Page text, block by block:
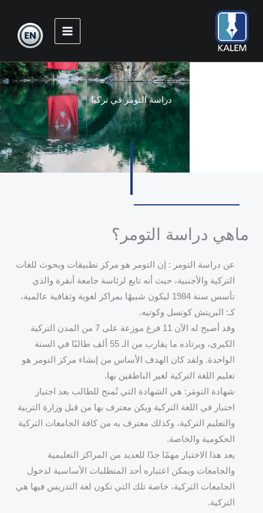
المحتوى
دراسة التومر في تركيا
ماهي دراسة التومر؟
عن دراسة التومر : إن التومر هو مركز تطبيقات وبحوث للغات
التركية والأجنبية، حيث أنه تابع لرئاسة جامعة أنقرة والذي
تأسس سنة 1984 ليكون شبيهًا بمراكز لغوية وثقافية عالمية،
كـ: البريتش كونسل وكوتيه.
وقد أصبح له الآن 11 فرع موزعة على 7 من المدن التركية
الكبرى، ويرتاده ما يقارب من الـ 55 ألف طالبًا في السنة
الواحدة. ولقد كان الهدف الأساس من إنشاء مركز التومر هو
تعليم اللغة التركية لغير الناطقين بها.
شهادة التومَر: هي الشهادة التي تُمنح للطالب بعد اجتياز
اختبار في اللغة التركية ويكن معترف بها من قبل وزارة التربية
والتعليم التركية، وكذلك معترف به من كافة الجامعات التركية
الحكومية والخاصة.
يعد هذا الاختبار مهمًا جدًا للعديد من المراكز التعليمية
والجامعات ويمكن اعتباره أحد المتطلبات الأساسية لدخول
الجامعات التركية، خاصة تلك التي تكون لغة التدريس فيها هي
التركية.